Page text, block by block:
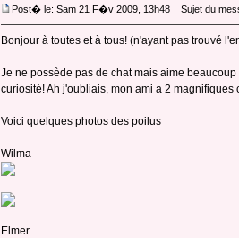
Post� le: Sam 21 F�v 2009, 13h48 Sujet du
Bonjour à toutes et à tous! (n'ayant pas trouvé
Je ne possède pas de chat mais aime
curiosité! Ah j'oubliais, mon ami a 2 magnifiques
Voici quelques photos des poilus
Wilma
Elmer